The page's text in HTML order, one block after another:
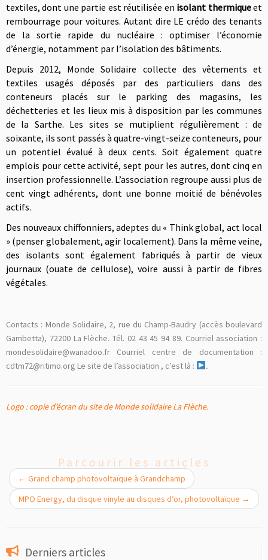
textiles, dont une partie est réutilisée en isolant thermiqueet
rembourrage pour voitures. Autant dire LE crédo des tenants
de la sortie rapide du nucléaire : optimiser l’économie
d’énergie, notamment par l’isolation des bâtiments.
Depuis 2012, Monde Solidaire collecte des vêtements et
textiles usagés déposés par des particuliers dans des
conteneurs placés sur le parking des magasins, les
déchetteries et les lieux mis à disposition par les communes
de la Sarthe. Les sites se mutiplient régulièrement : de
soixante, ils sont passés à quatre-vingt-seize conteneurs, pour
un potentiel évalué à deux cents. Soit également quatre
emplois pour cette activité, sept pour les autres, dont cinq en
insertion professionnelle. L’association regroupe aussi plus de
cent vingt adhérents, dont une bonne moitié de bénévoles
actifs.
Des nouveaux chiffonniers, adeptes du « Think global, act local
» (penser globalement, agir localement). Dans la même veine,
des isolants sont également fabriqués à partir de vieux
journaux (ouate de cellulose), voire aussi à partir de fibres
végétales.
Contacts : Monde Solidaire, 2, rue du Champ-Baudry (accès boulevard
Gambetta), 72200 La Flèche. Tél. 02 43 45 94 89. Courriel association :
mondesolidaire@wanadoo.fr Courriel centre de documentation :
cdtm72@ritimo.org Le site de l’association , c’est là :
.
Logo : copie d’écran du site de Monde solidaire La Flèche.
Parcourir les articles
← Grand champ photovoltaïque à Grandchamp
MPO Energy, du disque vinyle au disques d’or, photovoltaïque →
Derniers articles